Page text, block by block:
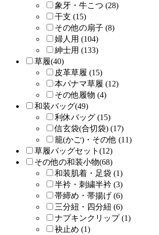
象牙・牛こつ (28)
干支 (15)
その他の扇子 (8)
婦人用 (104)
紳士用 (133)
草履(40)
皮革草履 (15)
本パナマ草履 (12)
その他履物 (4)
和装バッグ(49)
利休バッグ (15)
信玄袋(合切袋) (17)
籠(かご)・その他 (11)
草履バッグセット(12)
その他の和装小物(68)
和装肌着・足袋 (1)
半衿・刺繍半衿 (3)
帯締め・帯揚げ (6)
三分紐・四分紐 (6)
ナプキンクリップ (1)
袂止め (1)